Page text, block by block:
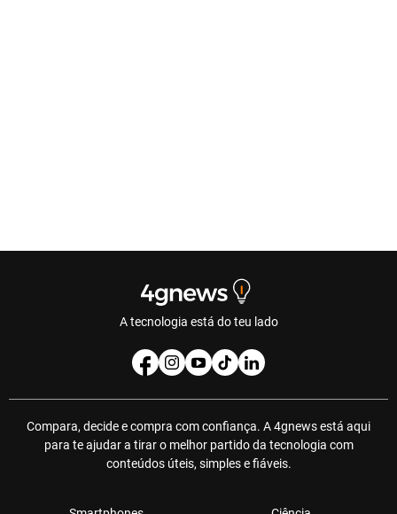
A tecnologia está do teu lado
Compara, decide e compra com confiança. A 4gnews está aqui
para te ajudar a tirar o melhor partido da tecnologia com
conteúdos úteis, simples e fiáveis.